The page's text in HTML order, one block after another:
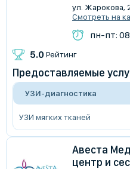
ул. Жарокова,
Смотреть на
пн-пт:
5.0 Рейтинг
Предоставляемые
УЗИ-диагностика
УЗИ мягких тканей
Авеста
центр и